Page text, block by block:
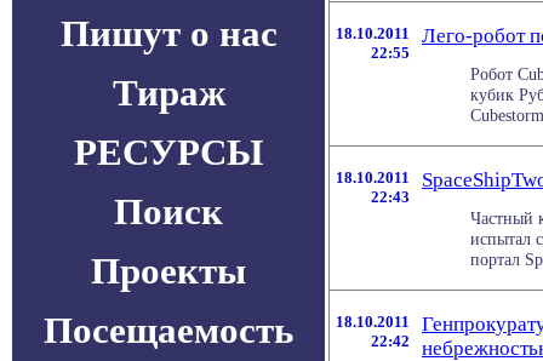
Пишут о нас
Тираж
РЕСУРСЫ
Поиск
Проекты
Посещаемость
18.10.2011
22:55
Лего-робот
Робот
кубик
18.10.2011
22:43
Частный
испытал
портал
18.10.2011
22:42